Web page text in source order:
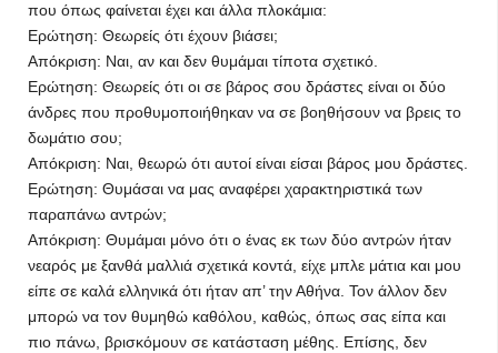
που όπως φαίνεται έχει και άλλα πλοκάμια:
Ερώτηση: Θεωρείς ότι έχουν βιάσει;
Απόκριση: Ναι, αν και δεν θυμάμαι τίποτα σχετικό.
Ερώτηση: Θεωρείς ότι οι σε βάρος σου δράστες είναι οι δύο
άνδρες που προθυμοποιήθηκαν να σε βοηθήσουν να βρεις το
δωμάτιο σου;
Απόκριση: Ναι, θεωρώ ότι αυτοί είναι είσαι βάρος μου δράστες.
Ερώτηση: Θυμάσαι να μας αναφέρει χαρακτηριστικά των
παραπάνω αντρών;
Απόκριση: Θυμάμαι μόνο ότι ο ένας εκ των δύο αντρών ήταν
νεαρός με ξανθά μαλλιά σχετικά κοντά, είχε μπλε μάτια και μου
είπε σε καλά ελληνικά ότι ήταν απ’ την Αθήνα. Τον άλλον δεν
μπορώ να τον θυμηθώ καθόλου, καθώς, όπως σας είπα και
πιο πάνω, βρισκόμουν σε κατάσταση μέθης. Επίσης, δεν